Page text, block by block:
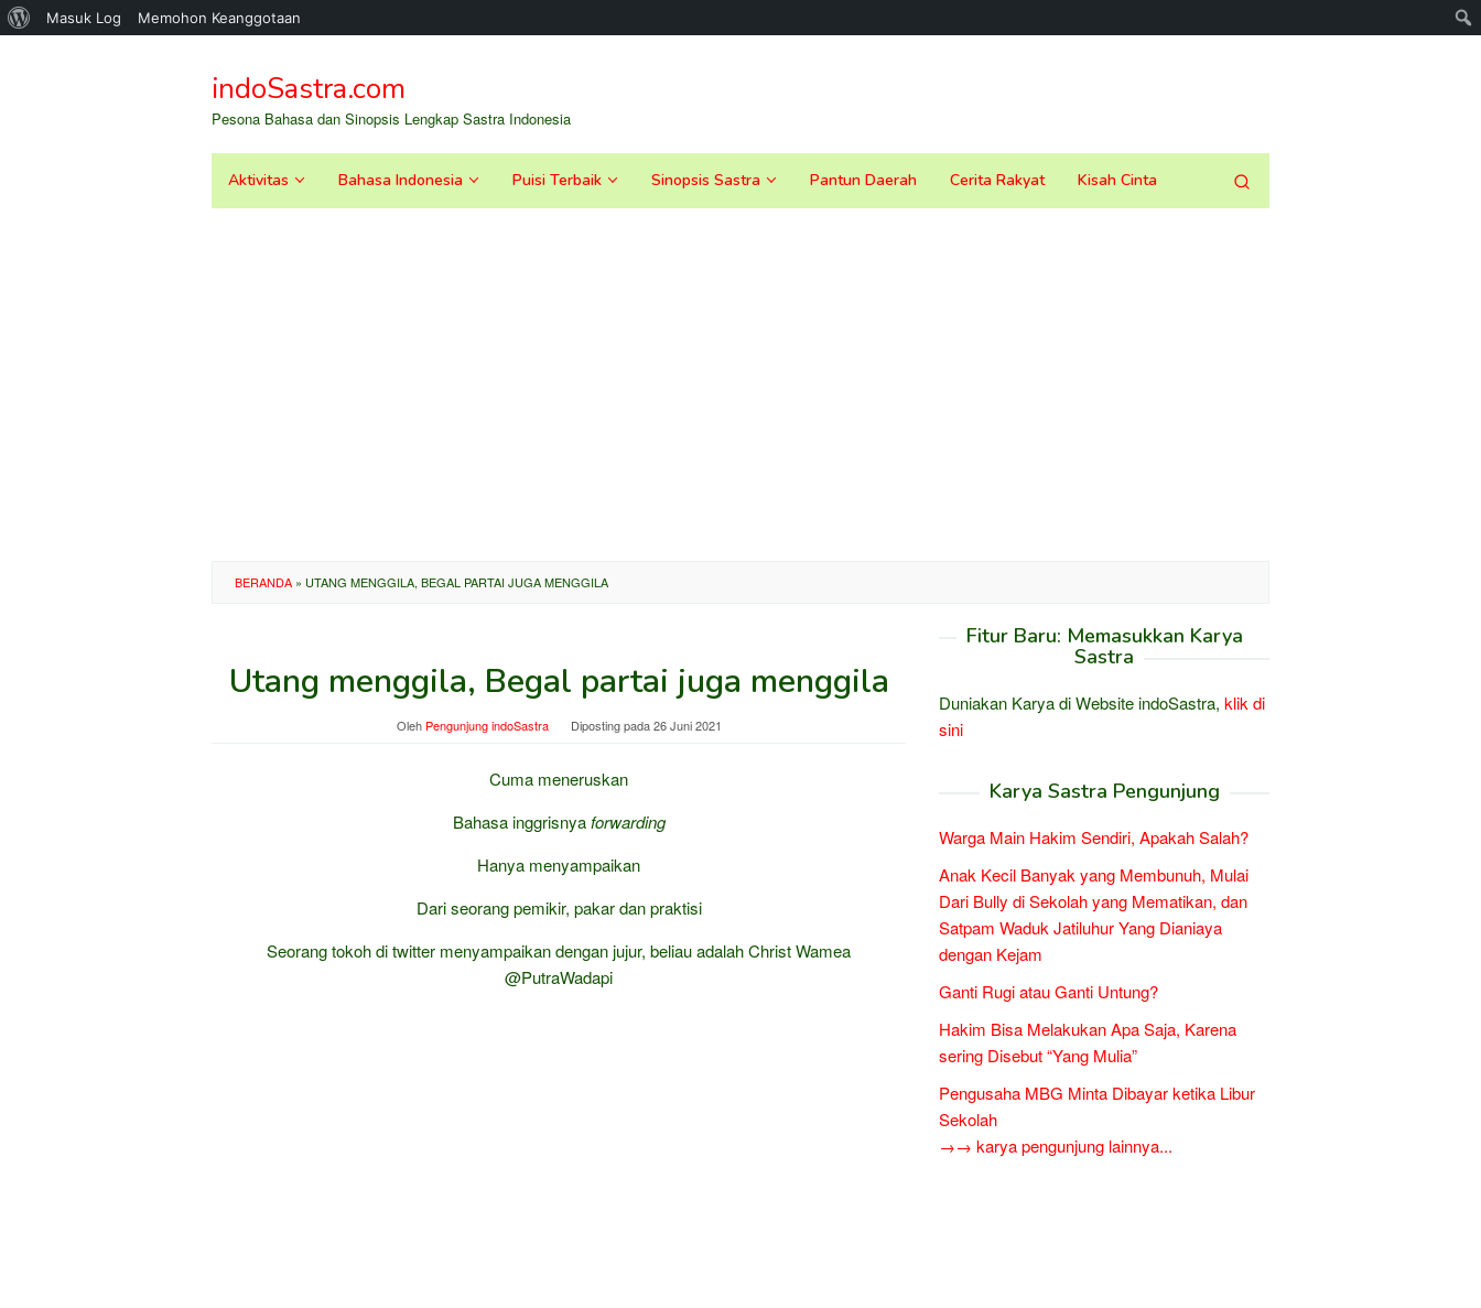
Tentang
Masuk Log Memohon Keanggotaan
kontenindoSastra.com
Pesona Bahasa dan Sinopsis Lengkap Sastra Indonesia
Aktivitas Bahasa Indonesia Puisi Terbaik Sinopsis Sastra Pantun Daerah Cerita Rakyat Kisah Cinta
BERANDA » UTANG MENGGILA, BEGAL PARTAI JUGA MENGGILA
Utang menggila, Begal partai juga menggila
Oleh Pengunjung indoSastra Diposting pada26 Juni 2021
Cuma meneruskan
Bahasa inggrisnyaforwarding
Hanya menyampaikan
Dari seorang pemikir, pakar dan praktisi
Seorang tokoh di twitter menyampaikan dengan jujur, beliau adalah Christ Wamea
@PutraWadapi
Fitur Baru: Memasukkan Karya
Sastra
Duniakan Karya di Website indoSastra, klik di
sini
Karya Sastra Pengunjung
Warga Main Hakim Sendiri, Apakah Salah?
Anak Kecil Banyak yang Membunuh, Mulai
Dari Bully di Sekolah yang Mematikan, dan
Satpam Waduk Jatiluhur Yang Dianiaya
dengan Kejam
Ganti Rugi atau Ganti Untung?
Hakim Bisa Melakukan Apa Saja, Karena
sering Disebut “Yang Mulia”
Pengusaha MBG Minta Dibayar ketika Libur
Sekolah
→→ karya pengunjung lainnya...